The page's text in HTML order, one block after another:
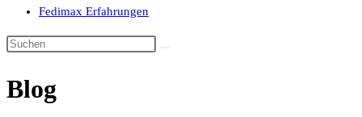
Fedimax Erfahrungen
Diese
durchsuchen
Blog